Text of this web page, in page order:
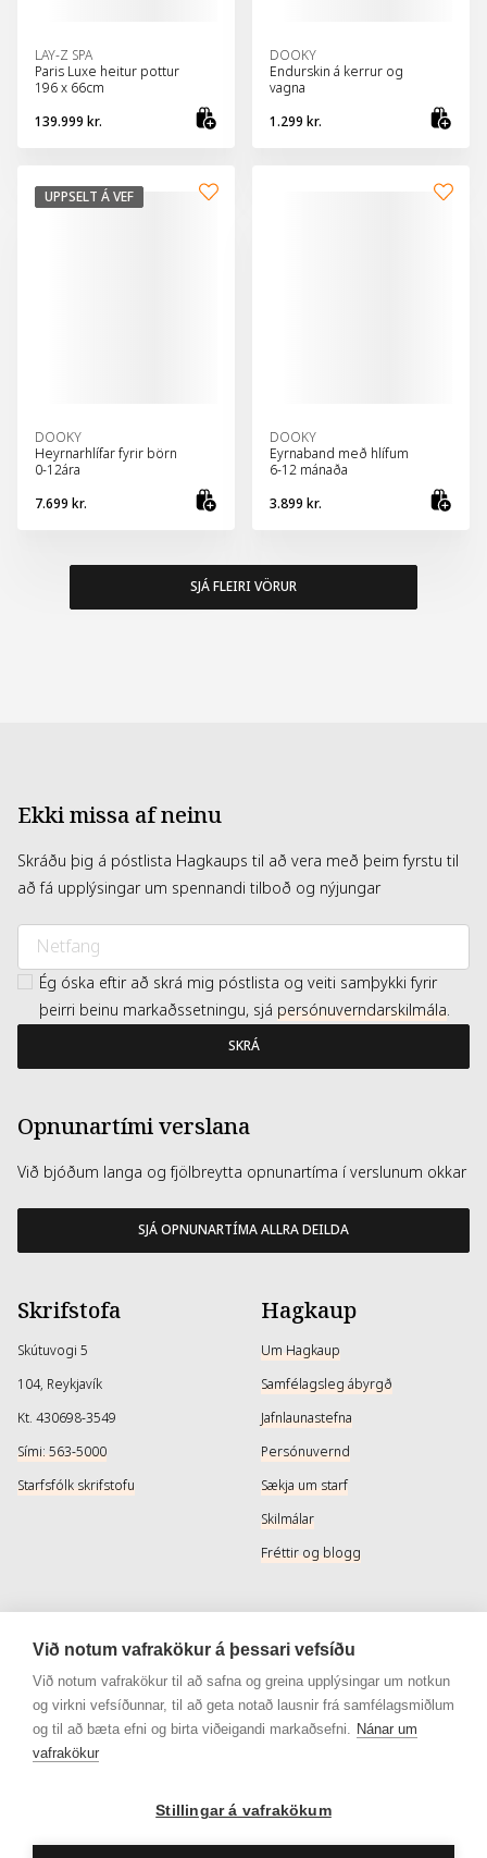
LAY-Z SPA
Paris Luxe heitur pottur
196 x 66cm
139.999 kr.
DOOKY
Endurskin á kerrur og
vagna
1.299 kr.
UPPSELT Á VEF
DOOKY
Heyrnarhlífar fyrir börn
0-12ára
7.699 kr.
DOOKY
Eyrnaband með hlífum
6-12 mánaða
3.899 kr.
SJÁ FLEIRI VÖRUR
Ekki missa af neinu
Skráðu þig á póstlista Hagkaups til að vera með þeim fyrstu til
að fá upplýsingar um spennandi tilboð og nýjungar
Ég óska eftir að skrá mig póstlista og veiti samþykki fyrir
þeirri beinu markaðssetningu, sjá persónuverndarskilmála.
SKRÁ
Opnunartími verslana
Við bjóðum langa og fjölbreytta opnunartíma í verslunum okkar
SJÁ OPNUNARTÍMA ALLRA DEILDA
Skrifstofa
Skútuvogi 5
104, Reykjavík
Kt. 430698-3549
Sími: 563-5000
Starfsfólk skrifstofu
Hagkaup
Um Hagkaup
Samfélagsleg ábyrgð
Jafnlaunastefna
Persónuvernd
Sækja um starf
Skilmálar
Fréttir og blogg
Þjónusta
Afhendingarmöguleikar
Skilareglur
Algengar spurningar
Gjafakort
Samfélagsmiðlar
Instagram
Instagram - Snyrtivara
Við notum vafrakökur á þessari vefsíðu
Við notum vafrakökur til að safna og greina upplýsingar um notkun
og virkni vefsíðunnar, til að geta notað lausnir frá samfélagsmiðlum
og til að bæta efni og birta viðeigandi markaðsefni. Nánar um
vafrakökur
Stillingar á vafrakökum